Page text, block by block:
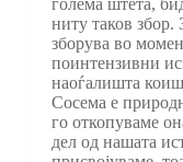
голема штета,
ниту таков збор.
зборува во
поинтензивни
наоѓалишта
Сосема е
го откопуваме
дел од нашата